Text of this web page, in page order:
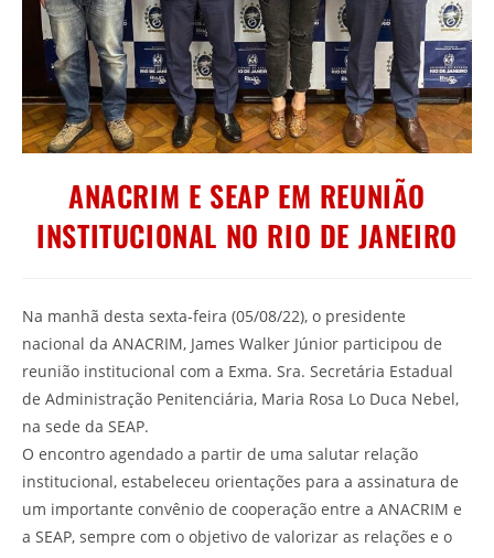
ANACRIM E SEAP EM REUNIÃO
INSTITUCIONAL NO RIO DE JANEIRO
Na manhã desta sexta-feira (05/08/22), o presidente
nacional da ANACRIM, James Walker Júnior participou de
reunião institucional com a Exma. Sra. Secretária Estadual
de Administração Penitenciária, Maria Rosa Lo Duca Nebel,
na sede da SEAP.
O encontro agendado a partir de uma salutar relação
institucional, estabeleceu orientações para a assinatura de
um importante convênio de cooperação entre a ANACRIM e
a SEAP, sempre com o objetivo de valorizar as relações e o